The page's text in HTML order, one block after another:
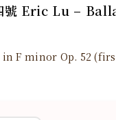
號 Eric Lu –
minor Op. 52 (first stage)